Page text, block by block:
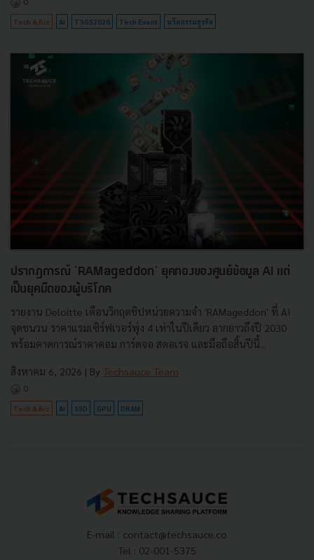
Tech & Biz AI TSGS2026 Tech Event นวัตกรรมธุรกิจ
ปรากฏการณ์ ‘RAMageddon’ ยุคทองของศูนย์ข้อมูล AI แต่
เป็นยุคมืดของผู้บริโภค
รายงาน Deloitte เตือนวิกฤตชิปหน่วยความจำ 'RAMageddon' ที่ AI
จุดชนวน ราคาแรมเซิร์ฟเวอร์พุ่ง 4 เท่าในปีเดียว ลากยาวถึงปี 2030
พร้อมคาดการณ์ราคาคอม การ์ดจอ สตอเรจ และมือถือสิ้นปีนี้...
สิงหาคม 6, 2026 | By Techsauce Team
0
Tech & Biz AI SSD GPU DRAM
E-mail : contact@techsauce.co
Tel : 02-001-5375